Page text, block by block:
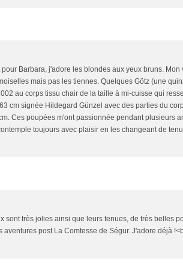
Barbara, j'adore les blondes aux yeux bruns. Mon
mais pas les tiennes. Quelques Götz (une
au corps tissu chair de la taille à mi-cuisse qui
cm signée Hildegard Günzel avec des parties du
Ces poupées m'ont passionnée pendant plusieurs
toujours avec plaisir en les changeant de
sont très jolies ainsi que leurs tenues, de très belles
post La Comtesse de Ségur. J'adore déjà